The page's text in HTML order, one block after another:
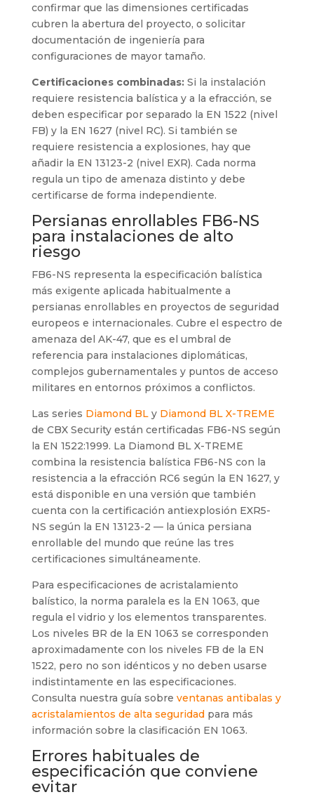
confirmar que las dimensiones certificadas
cubren la abertura del proyecto, o solicitar
documentación de ingeniería para
configuraciones de mayor tamaño.
Certificaciones combinadas:Si la instalación
requiere resistencia balística y a la efracción, se
deben especificar por separado la EN 1522 (nivel
FB) y la EN 1627 (nivel RC). Si también se
requiere resistencia a explosiones, hay que
añadir la EN 13123-2 (nivel EXR). Cada norma
regula un tipo de amenaza distinto y debe
certificarse de forma independiente.
Persianas enrollables FB6-NS
para instalaciones de alto
riesgo
FB6-NS representa la especificación balística
más exigente aplicada habitualmente a
persianas enrollables en proyectos de seguridad
europeos e internacionales. Cubre el espectro de
amenaza del AK-47, que es el umbral de
referencia para instalaciones diplomáticas,
complejos gubernamentales y puntos de acceso
militares en entornos próximos a conflictos.
Las series Diamond BLy Diamond BL X-TREME
de CBX Security están certificadas FB6-NS según
la EN 1522:1999. La Diamond BL X-TREME
combina la resistencia balística FB6-NS con la
resistencia a la efracción RC6 según la EN 1627, y
está disponible en una versión que también
cuenta con la certificación antiexplosión EXR5-
NS según la EN 13123-2 — la única persiana
enrollable del mundo que reúne las tres
certificaciones simultáneamente.
Para especificaciones de acristalamiento
balístico, la norma paralela es la EN 1063, que
regula el vidrio y los elementos transparentes.
Los niveles BR de la EN 1063 se corresponden
aproximadamente con los niveles FB de la EN
1522, pero no son idénticos y no deben usarse
indistintamente en las especificaciones.
Consulta nuestra guía sobre ventanas antibalas y
acristalamientos de alta seguridadpara más
información sobre la clasificación EN 1063.
Errores habituales de
especificación que conviene
evitar